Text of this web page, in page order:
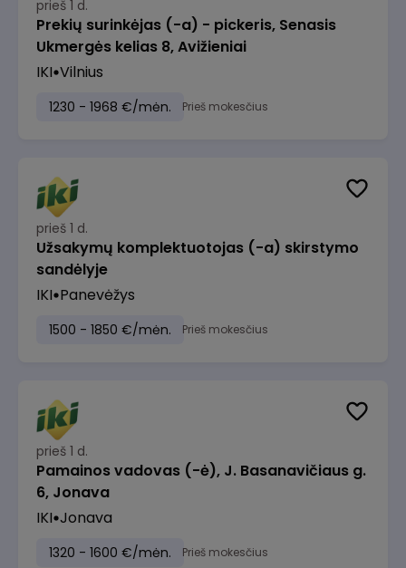
prieš 1 d.
Prekių surinkėjas (-a) - pickeris, Senasis
Ukmergės kelias 8, Avižieniai
IKI Vilnius
1230 - 1968 €/mėn. Prieš mokesčius
prieš 1 d.
Užsakymų komplektuotojas (-a) skirstymo
sandėlyje
IKI Panevėžys
1500 - 1850 €/mėn. Prieš mokesčius
prieš 1 d.
Pamainos vadovas (-ė), J. Basanavičiaus g.
6, Jonava
IKI Jonava
1320 - 1600 €/mėn. Prieš mokesčius